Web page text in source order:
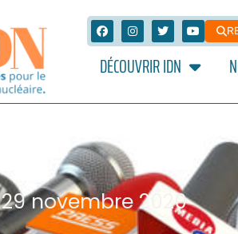
DÉCOUVRIR IDN
29 novembre 2020